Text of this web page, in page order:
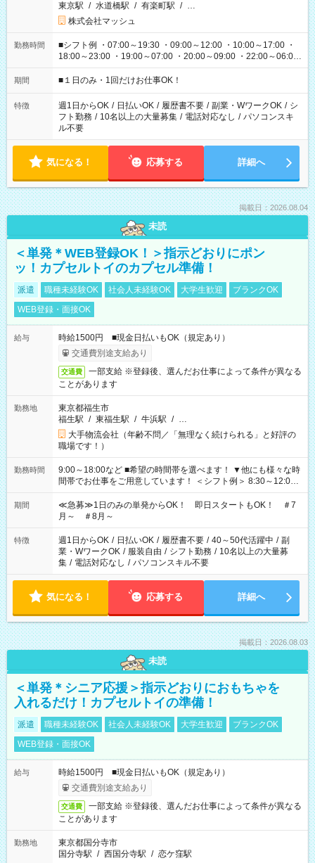
東京駅 / 水道橋駅 / 有楽町駅 / …
株式会社マッシュ
勤務時間
■シフト例 ・07:00～19:30 ・09:00～12:00 ・10:00～17:00 ・
18:00～23:00 ・19:00～07:00 ・20:00～09:00 ・22:00～06:00
etc ★最短で3時間で5,120円のお仕事から 15時間で2万円近く稼
げるお仕事も！ ご希望のお時間に合わせてご紹介！ ※シフトは
ください！
期間 ■１日のみ・1回だけお仕事OK！
特徴 週1日からOK / 日払いOK / 履歴書不要 / 副業・WワークOK / シ
フト勤務 / 10名以上の大量募集 / 電話対応なし / パソコンスキ
ル不要
気になる！ 応募する 詳細へ
掲載日：2026.08.04
未読
＜単発＊WEB登録OK！＞指示どおりにポン
ッ！カプセルトイのカプセル準備！
派遣 職種未経験OK 社会人未経験OK 大学生歓迎
ブランクOK
WEB登録・面接OK
給与
時給1500円 ■現金日払いもOK（規定あり）
交通費別途支給あり
交通費
一部支給 ※登録後、選んだお仕事によって条件が異なる
ことがあります
勤務地
東京都福生市
福生駅 / 東福生駅 / 牛浜駅 / …
大手物流会社（年齢不問／「無理なく続けられる」と好評の
職場です！）
勤務時間
9:00～18:00など ■希望の時間帯を選べます！ ▼他にも様々な時
間帯でお仕事をご用意しています！ ＜シフト例＞ 8:30～12:00
17:00～22:00 13:00～22:00 22:00～翌6:00 など
期間
≪急募≫1日のみの単発からOK！ 即日スタートもOK！ ＃7
月～ ＃8月～
特徴 週1日からOK / 日払いOK / 履歴書不要 / 40～50代活躍中 / 副
業・WワークOK / 服装自由 / シフト勤務 / 10名以上の大量募
集 / 電話対応なし / パソコンスキル不要
気になる！ 応募する 詳細へ
掲載日：2026.08.03
未読
＜単発＊シニア応援＞指示どおりにおもちゃを
入れるだけ！カプセルトイの準備！
派遣 職種未経験OK 社会人未経験OK 大学生歓迎
ブランクOK
WEB登録・面接OK
給与
時給1500円 ■現金日払いもOK（規定あり）
交通費別途支給あり
交通費
一部支給 ※登録後、選んだお仕事によって条件が異なる
ことがあります
勤務地
東京都国分寺市
国分寺駅 / 西国分寺駅 / 恋ケ窪駅